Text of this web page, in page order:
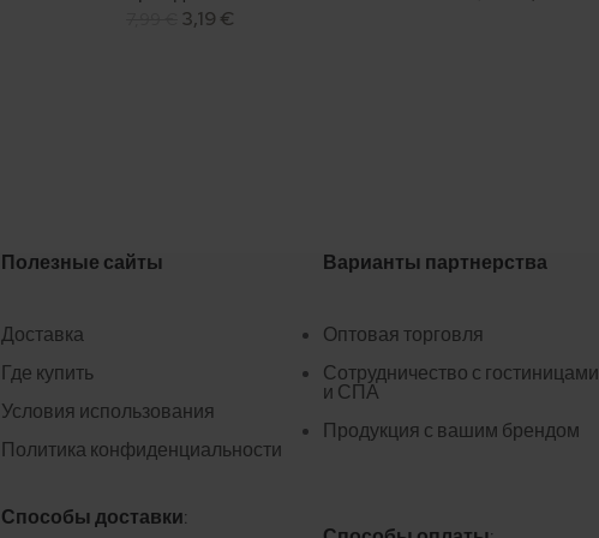
3,19 €
Полезные сайты
Доставка
Где купить
Условия использования
Политика конфиденциальности
Способы доставки:
Варианты партнерства
Оптовая торговля
Сотрудничество с гостиницами
и СПА
Продукция с вашим брендом